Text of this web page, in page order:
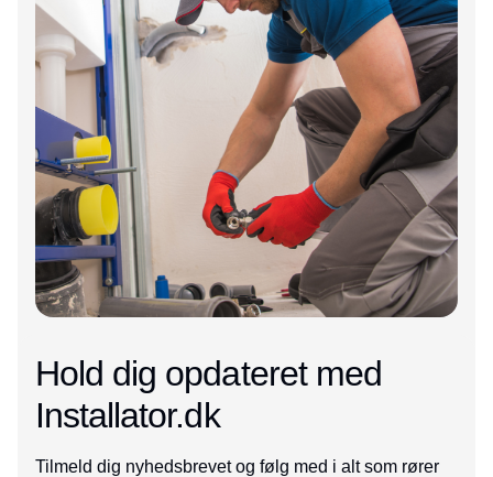
Hold dig opdateret med
Installator.dk
Tilmeld dig nyhedsbrevet og følg med i alt som rører